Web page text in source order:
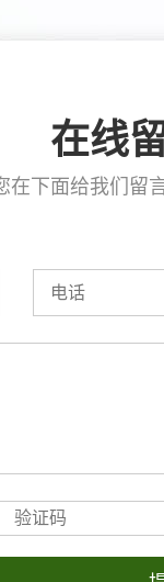
在线
在下面给我们留